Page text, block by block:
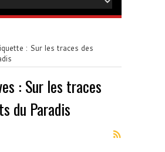
: Sur les traces des
: Sur les traces
du Paradis